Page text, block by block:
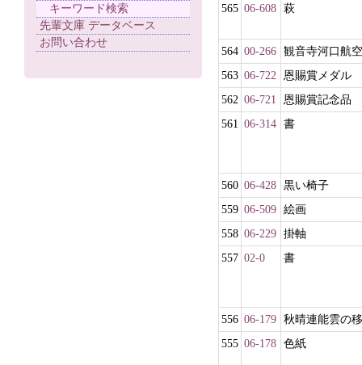
キーワード検索
先輩文庫 データベース
お問い合わせ
565 06-608 萩
564 00-266 観音寺河口航
563 06-722 恩賜賞メダル
562 06-721
恩賜賞記念品
561 06-314 書
560 06-428 黒い椅子
559 06-509 絵画
558 06-229 掛軸
557 02-0 書
556 06-179 秋晴連能雲の
555 06-178 色紙